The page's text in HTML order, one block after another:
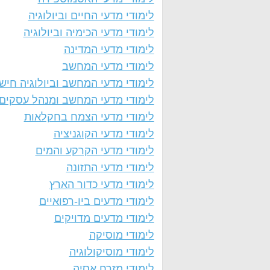
לימודי מדעי החיים וביולוגיה
לימודי מדעי הכימיה וביולוגיה
לימודי מדעי המדינה
לימודי מדעי המחשב
לימודי מדעי המחשב וביולוגיה
לימודי מדעי המחשב ומנהל
לימודי מדעי הצמח בחקלאות
לימודי מדעי הקוגניציה
לימודי מדעי הקרקע והמים
לימודי מדעי התזונה
לימודי מדעי כדור הארץ
לימודי מדעים ביו-רפואיים
לימודי מדעים מדויקים
לימודי מוסיקה
לימודי מוסיקולוגיה